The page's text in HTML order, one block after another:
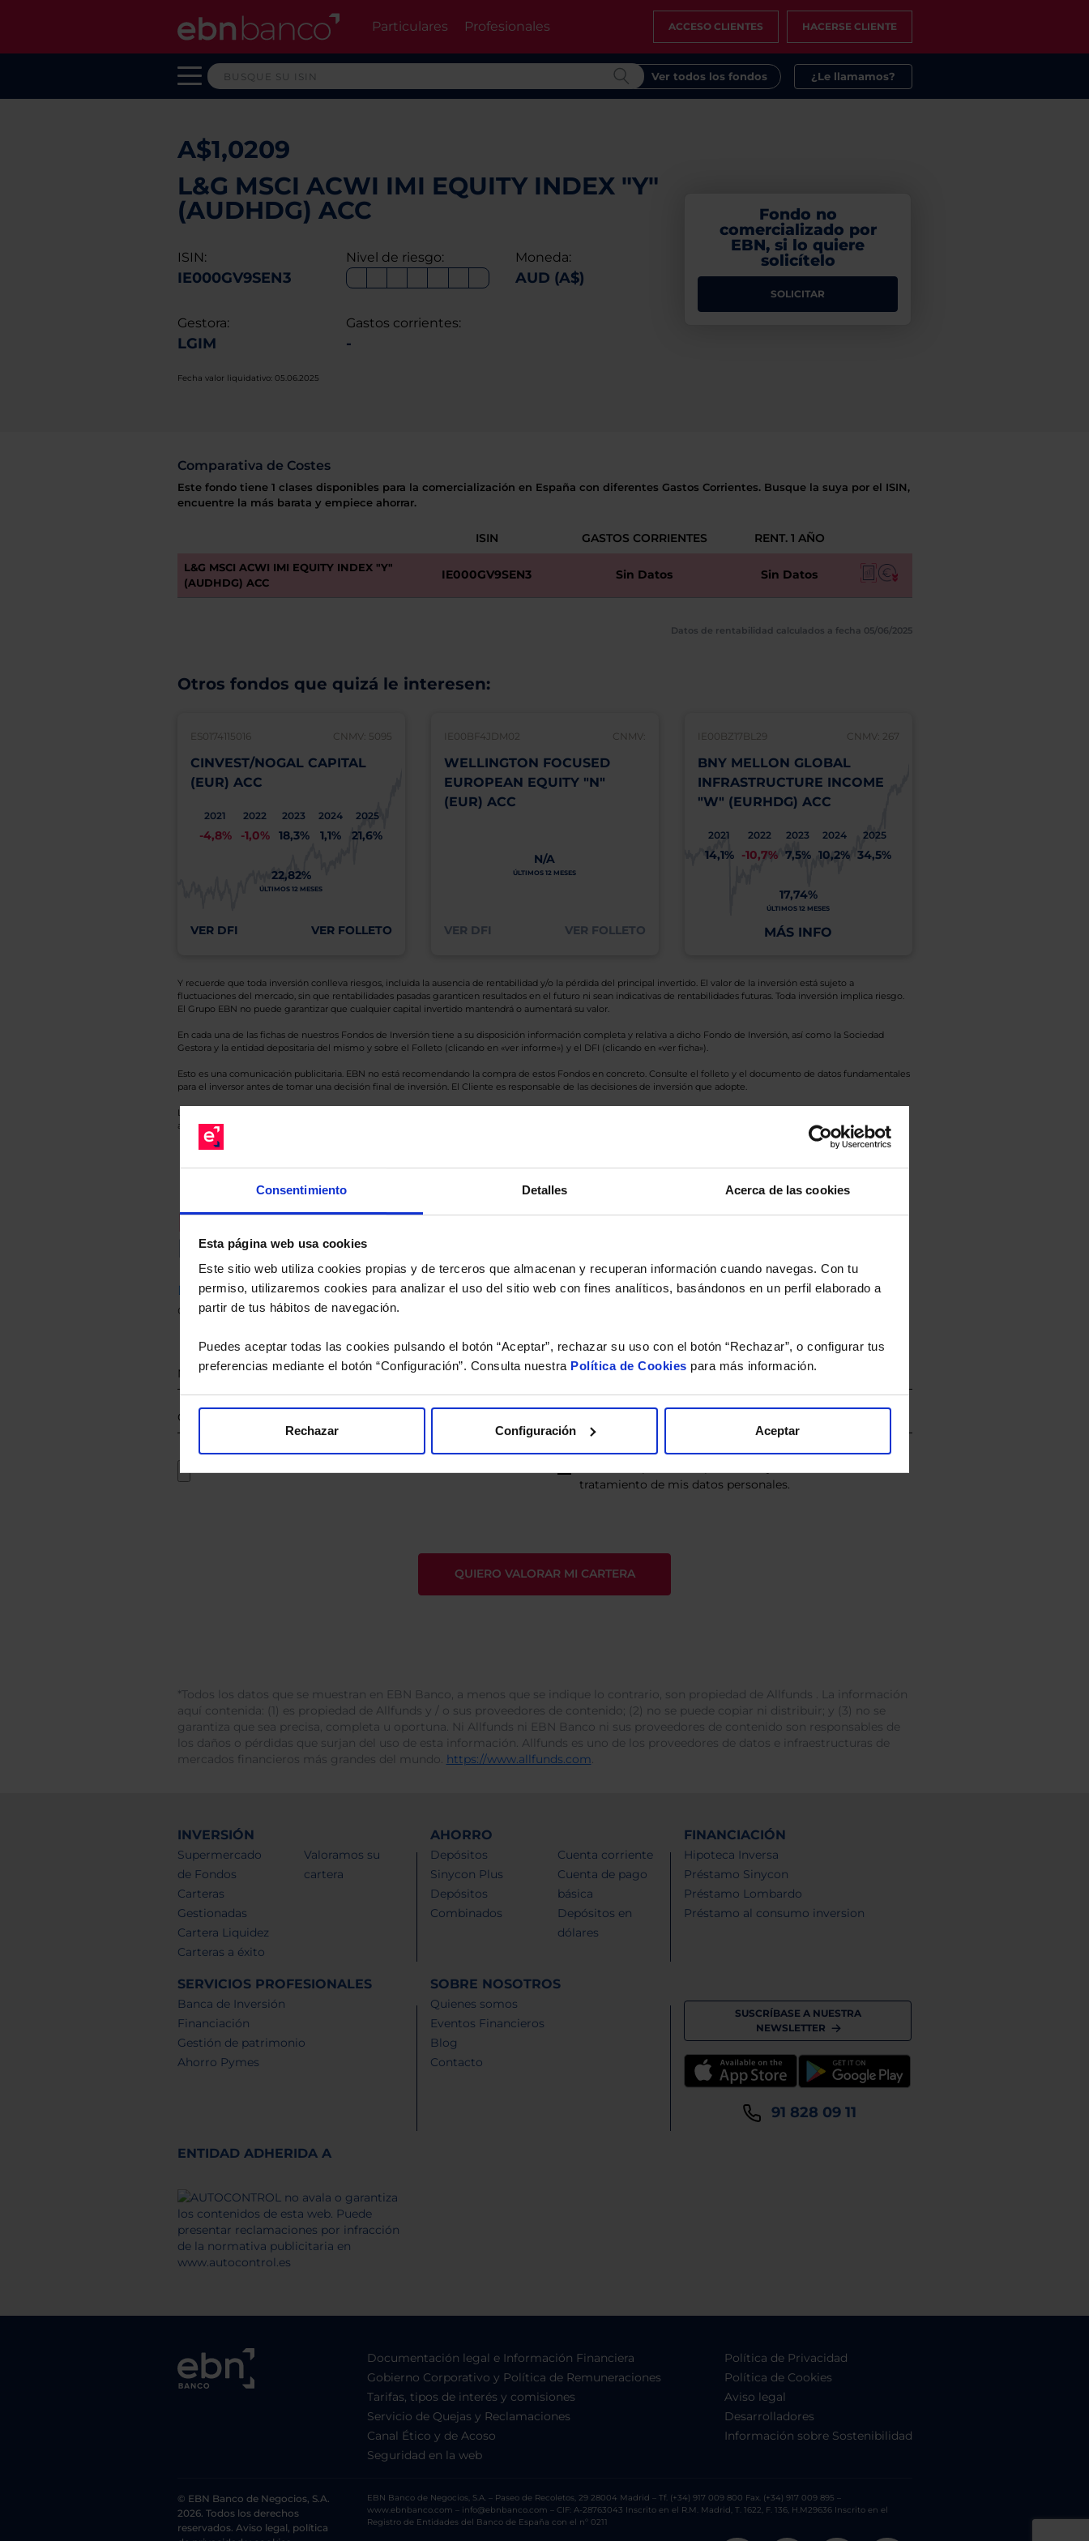
Consentimiento Detalles Acerca de las cookies
Esta página web usa cookies
Este sitio web utiliza cookies propias y de terceros que almacenan y recuperan información cuando navegas. Con tu
permiso, utilizaremos cookies para analizar el uso del sitio web con fines analíticos, basándonos en un perfil elaborado a
partir de tus hábitos de navegación.
Puedes aceptar todas las cookies pulsando el botón “Aceptar”, rechazar su uso con el botón “Rechazar”, o configurar tus
preferencias mediante el botón “Configuración”. Consulta nuestra Política de Cookies para más información.
Rechazar Configuración Aceptar
Particulares Profesionales ACCESO CLIENTES HACERSE CLIENTE
Ver todos los fondos ¿Le llamamos?
A$1,0209
L&G MSCI ACWI IMI EQUITY INDEX "Y"
(AUDHDG) ACC
ISIN:
IE000GV9SEN3
Nivel de riesgo: Moneda:
AUD (A$)
Gestora:
LGIM
Gastos corrientes:
-
Fecha valor liquidativo: 05.06.2025
Fondo no
comercializado por
EBN, si lo quiere
solicítelo
SOLICITAR
Comparativa de Costes
Este fondo tiene 1 clases disponibles para la comercialización en España con diferentes Gastos Corrientes. Busque la suya por el ISIN,
encuentre la más barata y empiece ahorrar.
ISIN GASTOS CORRIENTES RENT. 1 AÑO
L&G MSCI ACWI IMI EQUITY INDEX "Y"
(AUDHDG) ACC
IE000GV9SEN3 Sin Datos Sin Datos
Datos de rentabilidad calculados a fecha 05/06/2025
Otros fondos que quizá le interesen:
ES0174115016 CNMV: 5095
CINVEST/NOGAL CAPITAL
(EUR) ACC
2021
-4,8%
2022
-1,0%
2023
18,3%
2024
1,1%
2025
21,6%
22,82%
ÚLTIMOS 12 MESES
VER DFI VER FOLLETO
IE00BF4JDM02 CNMV:
WELLINGTON FOCUSED
EUROPEAN EQUITY "N"
(EUR) ACC
N/A
ÚLTIMOS 12 MESES
VER DFI VER FOLLETO
IE00BZ17BL29 CNMV: 267
BNY MELLON GLOBAL
INFRASTRUCTURE INCOME
"W" (EURHDG) ACC
2021
14,1%
2022
-10,7%
2023
7,5%
2024
10,2%
2025
34,5%
17,74%
ÚLTIMOS 12 MESES
MÁS INFO
Y recuerde que toda inversión conlleva riesgos, incluida la ausencia de rentabilidad y/o la pérdida del principal invertido. El valor de la inversión está sujeto a
fluctuaciones del mercado, sin que rentabilidades pasadas garanticen resultados en el futuro ni sean indicativas de rentabilidades futuras. Toda inversión implica riesgo.
El Grupo EBN no puede garantizar que cualquier capital invertido mantendrá o aumentará su valor.
En cada una de las fichas de nuestros Fondos de Inversión tiene a su disposición información completa y relativa a dicho Fondo de Inversión, así como la Sociedad
Gestora y la entidad depositaria del mismo y sobre el Folleto (clicando en «ver informe») y el DFI (clicando en «ver ficha»).
Esto es una comunicación publicitaria. EBN no está recomendando la compra de estos Fondos en concreto. Consulte el folleto y el documento de datos fundamentales
para el inversor antes de tomar una decisión final de inversión. El Cliente es responsable de las decisiones de inversión que adopte.
Los datos de rentabilidad mostrados hacen referencia a los Valores Liquidativos del Fondo al cierre de la última sesión, y se calculan de Valor Liquidativo de la sesión
anterior a Valor Liquidativo actual con reinversión de dividendos si el fondo es de reparto. Todas las rentabilidades mostradas están en la divisa Euro.
Recomendado.
Le hacemos un estudio gratuito de su cartera.
Descárguese el archivoe indíquenos los ISINs de sus Fondos y nuestros expertos le enviarán un estudio gratuito
de sus alternativas de Clases Limpias con las que podrá ahorrar en sus costes.
tratamiento de mis datos personales.
*Todos los datos que se muestran en EBN Banco, a menos que se indique lo contrario, son propiedad de Allfunds . La información
aquí contenida: (1) es propiedad de Allfunds y / o sus proveedores de contenido; (2) no se puede copiar ni distribuir; y (3) no se
garantiza que sea precisa, completa u oportuna. Ni Allfunds ni EBN Banco ni sus proveedores de contenido son responsables de
los daños o pérdidas que surjan del uso de esta información. Allfunds es uno de los proveedores de datos e infraestructuras de
mercados financieros más grandes del mundo. https://www.allfunds.com.
INVERSIÓN
Supermercado
de Fondos
Carteras
Gestionadas
Cartera Liquidez
Carteras a éxito
Valoramos su
cartera
AHORRO
Depósitos
Sinycon Plus
Depósitos
Combinados
Cuenta corriente
Cuenta de pago
básica
Depósitos en
dólares
FINANCIACIÓN
Hipoteca Inversa
Préstamo Sinycon
Préstamo Lombardo
Préstamo al consumo inversion
SERVICIOS PROFESIONALES
Banca de Inversión
Financiación
Gestión de patrimonio
Ahorro Pymes
SOBRE NOSOTROS
Quienes somos
Eventos Financieros
Blog
Contacto
SUSCRÍBASE A NUESTRA
NEWSLETTER
91 828 09 11
ENTIDAD ADHERIDA A
Documentación legal e Información Financiera
Gobierno Corporativo y Política de Remuneraciones
Tarifas, tipos de interés y comisiones
Servicio de Quejas y Reclamaciones
Canal Ético y de Acoso
Seguridad en la web
Política de Privacidad
Política de Cookies
Aviso legal
Desarrolladores
Información sobre Sostenibilidad
© EBN Banco de Negocios, S.A.
2026. Todos los derechos
reservados. Aviso legal, política
EBN Banco de Negocios, S.A. – Paseo de Recoletos, 29 28004 Madrid – Tf. (+34) 917 009 800 Fax. (+34) 917 009 895 –
www.ebnbanco.com – info@ebnbanco.com – CIF: A-28763043 Inscrito en el R.M. Madrid, T. 1622, F. 136, H.M29636 Inscrito en el
Registro de Entidades del Banco de España con el nº 0211